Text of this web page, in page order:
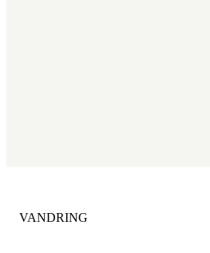
KATEGORI:
VANDRING